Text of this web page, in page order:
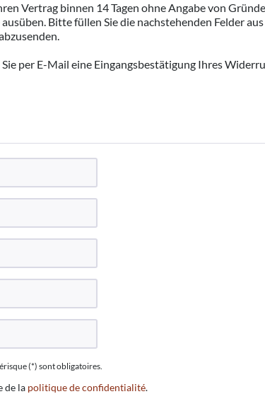
Vertrag binnen 14 Tagen ohne Angabe von
Bitte füllen Sie die nachstehenden Felder
per E-Mail eine Eingangsbestätigung Ihres
(*) sont obligatoires.
de la politique de confidentialité.